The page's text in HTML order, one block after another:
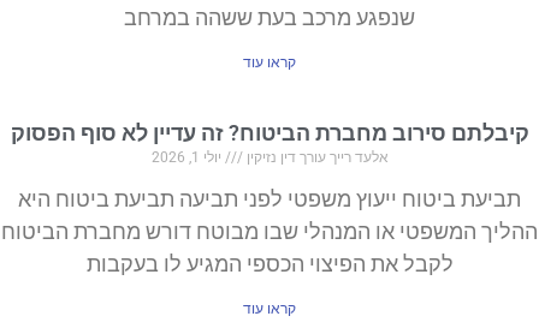
שנפגע מרכב בעת ששהה במרחב
קראו עוד
קיבלתם סירוב מחברת הביטוח? זה עדיין לא סוף הפסוק
אלעד רייך עורך דין נזיקין יולי 1, 2026
תביעת ביטוח ייעוץ משפטי לפני תביעה תביעת ביטוח היא
ההליך המשפטי או המנהלי שבו מבוטח דורש מחברת הביטוח
לקבל את הפיצוי הכספי המגיע לו בעקבות
קראו עוד